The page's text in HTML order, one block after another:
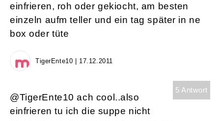
einfrieren, roh oder gekiocht, am besten
einzeln aufm teller und ein tag später in ne
box oder tüte
TigerEnte10 | 17.12.2011
5 Antwort
@TigerEnte10 ach cool..also
einfrieren tu ich die suppe nicht